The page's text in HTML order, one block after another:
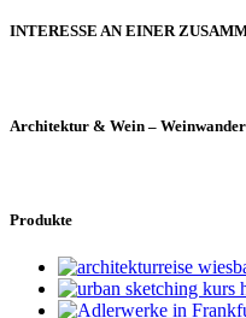
INTERESSE AN EINER
Architektur & Wein –
Produkte